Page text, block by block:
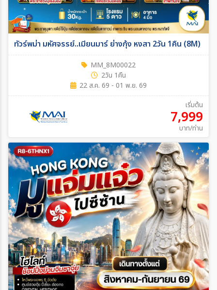
ทัวร์พม่า มหัศจรรย์..เมียนมาร์ ย่างกุ้ง หงสา 2วัน 1คืน (8M)
MM_8M00022
2วัน 1คืน
22 ส.ค. 69 - 01 พ.ย. 69
เริ่มต้น
7,999
บาท/ท่าน